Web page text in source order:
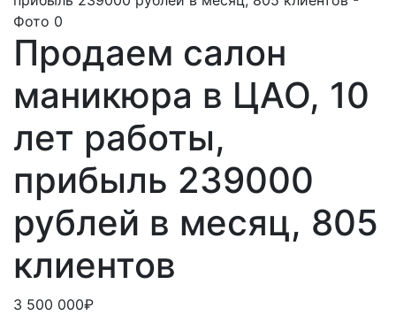
Продаем салон
маникюра в ЦАО, 10
лет работы,
прибыль 239000
рублей в месяц, 805
клиентов
3 500 000₽